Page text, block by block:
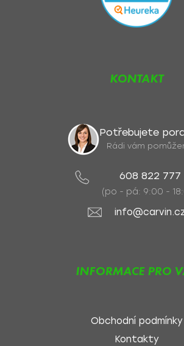
KONTAKT
Potřebujete
Rádi vám
608 822 777
(po - pá: 9:00 -
INFORMACE PRO
Obchodní podmínky
Kontakty